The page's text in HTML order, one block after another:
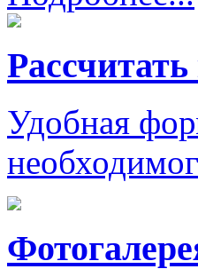
Удобная